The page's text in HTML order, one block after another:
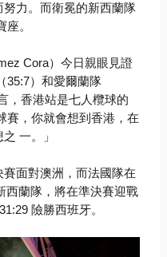
力。而衛冕的新西蘭隊
。
Cora）今日親眼見證
35:7）和愛爾蘭隊
，香港站是七人欖球的
賽，你就會想到香港，在
一。」
面對澳洲，而法國隊在
西蘭隊，將在準決賽迎戰
31:29 險勝西班牙。